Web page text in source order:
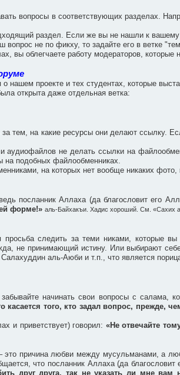
вопросы в соответствующих разделах.
раздел. Если же вы не нашли к
не по фикху, то задайте его в ветке
вы облегчаете работу модераторов,
о нашем проекте и тех студентах, которые
открыта даже отдельная ветка:
тем, на какие ресурсы они делают ссылку.
аудиофайлов не делать ссылки на
на подобных файлообменниках.
на которых нет вообще никаких
посланник Аллаха (да благословит его
форме!» аль-Байхакъи. Хадис хороший. См. «Сахих
следить за теми никами, которые
не принимающий истину. Или выбирают
аль-Аюби и т.п., что является
начинать свои вопросы с салама,
того, кто задал вопрос, прежде,
и приветствует) говорил: «Не отвечайте
это причина любви между мусульманами, а
что посланник Аллаха (да благословит
друг друга, так не указать ли мне